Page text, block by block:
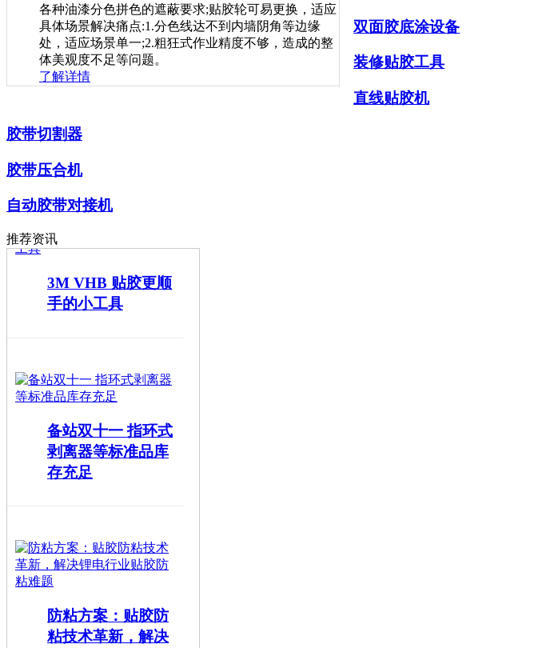
各种油漆分色拼色的遮蔽要求;贴胶轮可易更换，适应
具体场景解决痛点:1.分色线达不到内墙阴角等边缘
处，适应场景单一;2.粗狂式作业精度不够，造成的整
体美观度不足等问题。
了解详情
双面胶底涂设备
装修贴胶工具
直线贴胶机
胶带切割器
胶带压合机
自动胶带对接机
推荐资讯
离型纸的方法
手的小工具
剥离器等标准品库
存充足
粘技术革新，解决
锂电行业贴胶防粘